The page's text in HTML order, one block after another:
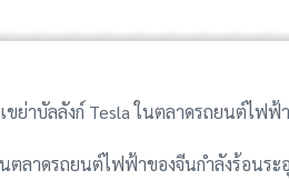
เขย่าบัลลังก์ Tesla ในตลาดรถยนต์ไฟฟ้
ตลาดรถยนต์ไฟฟ้าของจีนกำลังร้อน